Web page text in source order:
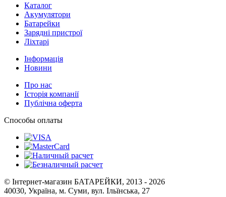
Каталог
Акумулятори
Батарейки
Зарядні пристрої
Ліхтарі
Інформація
Новини
Про нас
Історія компанії
Публічна оферта
Способы оплаты
© Інтернет-магазин БАТАРЕЙКИ, 2013 - 2026
40030, Україна, м. Суми, вул. Ільїнська, 27